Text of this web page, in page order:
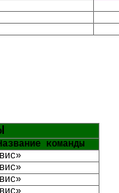
команды
»
»
»